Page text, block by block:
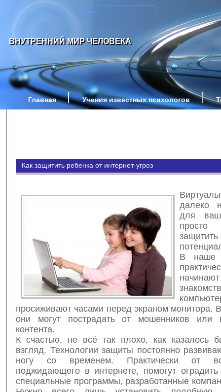
ВНУТРЕННИЙ МИР ЧЕЛОВЕКА
Главная Учения известных психологов
Как защитить ребенка от интернет-угроз
далеко
для
просто
В наше
просиживают часами перед экраном монитора.
они могут пострадать от мошенников или
контента.
К счастью, не всё так плохо, как казалось
взгляд. Технологии защиты постоянно
ногу со временем. Практически от
поджидающего в интернете, помогут
специальные программы, разработанные